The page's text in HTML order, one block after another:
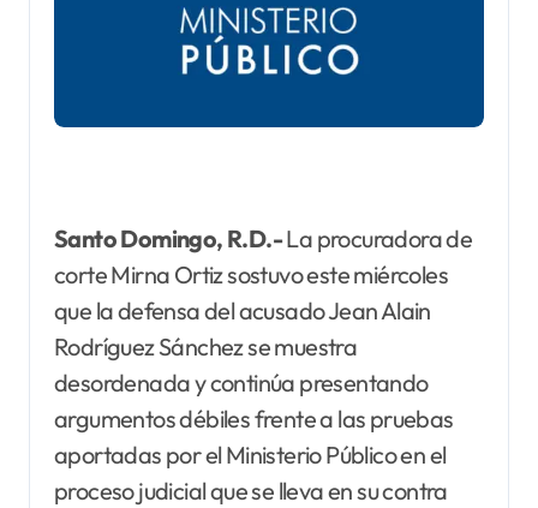
Santo Domingo, R.D.-La procuradora de
corte Mirna Ortiz sostuvo este miércoles
que la defensa del acusado Jean Alain
Rodríguez Sánchez se muestra
desordenada y continúa presentando
argumentos débiles frente a las pruebas
aportadas por el Ministerio Público en el
proceso judicial que se lleva en su contra